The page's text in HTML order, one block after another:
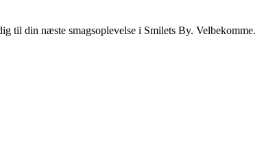
til din næste smagsoplevelse i Smilets By. Velbekomme.